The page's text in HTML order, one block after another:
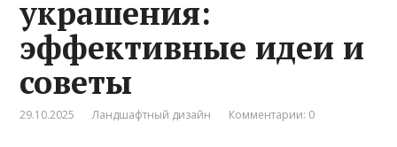
украшения:
эффективные идеи и
советы
29.10.2025 Ландшафтный дизайн Комментарии: 0